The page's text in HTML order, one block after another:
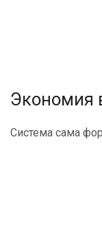
Экономия
Система сама